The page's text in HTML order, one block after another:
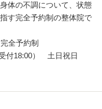
体の不調について、状態
す完全予約制の整体院で
全予約制
付18:00） 土日祝日